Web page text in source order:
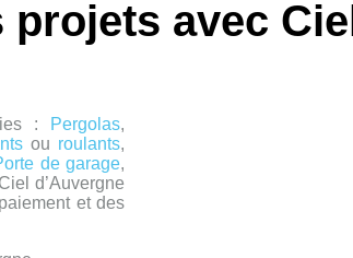
projets avec
: Pergolas,
ou roulants,
de garage,
d’Auvergne
et des